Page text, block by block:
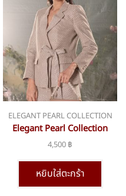
ELEGANT PEARL COLLECTION
Elegant Pearl Collection
bsn-360
4,500 ฿
หยิบใส่ตะกร้า